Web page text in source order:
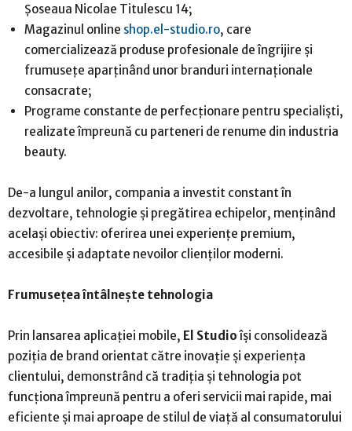
Șoseaua Nicolae Titulescu 14;
Magazinul online shop.el-studio.ro, care
comercializează produse profesionale de îngrijire și
frumusețe aparținând unor branduri internaționale
consacrate;
Programe constante de perfecționare pentru specialiști,
realizate împreună cu parteneri de renume din industria
beauty.
De-a lungul anilor, compania a investit constant în
dezvoltare, tehnologie și pregătirea echipelor, menținând
același obiectiv: oferirea unei experiențe premium,
accesibile și adaptate nevoilor clienților moderni.
Frumusețea întâlnește tehnologia
Prin lansarea aplicației mobile, El Studioîși consolidează
poziția de brand orientat către inovație și experiența
clientului, demonstrând că tradiția și tehnologia pot
funcționa împreună pentru a oferi servicii mai rapide, mai
eficiente și mai aproape de stilul de viață al consumatorului